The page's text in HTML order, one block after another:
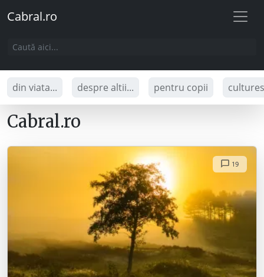
Cabral.ro
din viata... despre altii... pentru copii
Cabral.ro
19